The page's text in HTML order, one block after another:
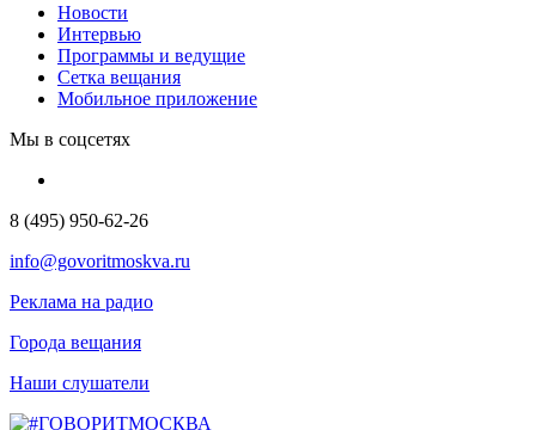
Новости
Интервью
Программы и ведущие
Сетка вещания
Мобильное приложение
Мы в соцсетях
8 (495) 950-62-26
info@govoritmoskva.ru
Реклама на радио
Города вещания
Наши слушатели